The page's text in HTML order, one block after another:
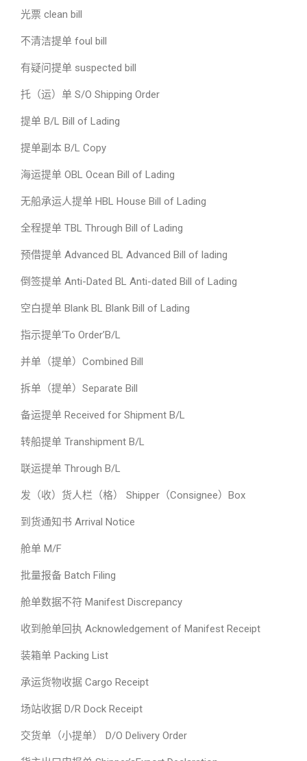
光票 clean bill
不清洁提单 foul bill
有疑问提单 suspected bill
托（运）单 S/O Shipping Order
提单 B/L Bill of Lading
提单副本 B/L Copy
海运提单 OBL Ocean Bill of Lading
无船承运人提单 HBL House Bill of Lading
全程提单 TBL Through Bill of Lading
预借提单 Advanced BL Advanced Bill of lading
倒签提单 Anti-Dated BL Anti-dated Bill of Lading
空白提单 Blank BL Blank Bill of Lading
指示提单‘To Order’B/L
并单（提单）Combined Bill
拆单（提单）Separate Bill
备运提单 Received for Shipment B/L
转船提单 Transhipment B/L
联运提单 Through B/L
发（收）货人栏（格） Shipper（Consignee）Box
到货通知书 Arrival Notice
舱单 M/F
批量报备 Batch Filing
舱单数据不符 Manifest Discrepancy
收到舱单回执 Acknowledgement of Manifest Receipt
装箱单 Packing List
承运货物收据 Cargo Receipt
场站收据 D/R Dock Receipt
交货单（小提单） D/O Delivery Order